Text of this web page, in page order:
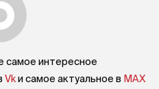
самое интересное
Vkи самое актуальное в MAX